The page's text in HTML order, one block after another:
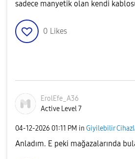
sadece manyetik olan kendi
0 Likes
ErolEfe_A36
Active Level 7
‎04-12-2026 01:11 PM in Giyilebilir
Anladım. E peki mağazalarında